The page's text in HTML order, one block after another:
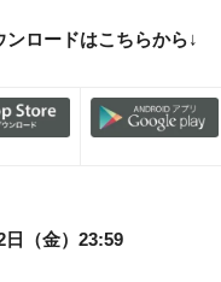
ンロードはこちらから↓
日（金）23:59